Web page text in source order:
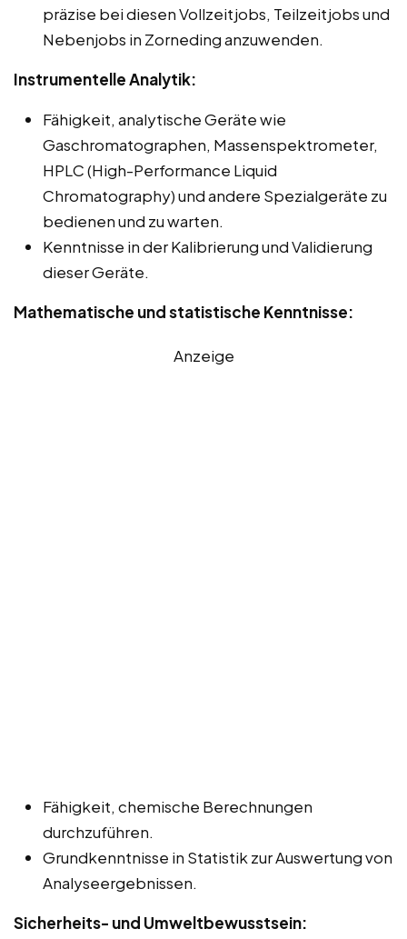
präzise bei diesen Vollzeitjobs, Teilzeitjobs und
Nebenjobs in Zorneding anzuwenden.
Instrumentelle Analytik:
Fähigkeit, analytische Geräte wie
Gaschromatographen, Massenspektrometer,
HPLC (High-Performance Liquid
Chromatography) und andere Spezialgeräte zu
bedienen und zu warten.
Kenntnisse in der Kalibrierung und Validierung
dieser Geräte.
Mathematische und statistische Kenntnisse:
Anzeige
Fähigkeit, chemische Berechnungen
durchzuführen.
Grundkenntnisse in Statistik zur Auswertung von
Analyseergebnissen.
Sicherheits- und Umweltbewusstsein: